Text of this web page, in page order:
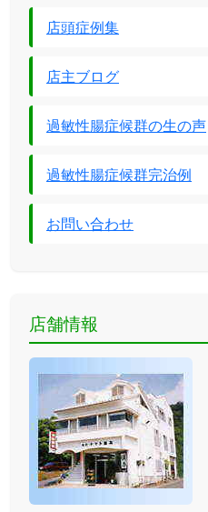
店頭症例集
店主ブログ
過敏性腸症候群の生の声
過敏性腸症候群完治例
お問い合わせ
店舗情報